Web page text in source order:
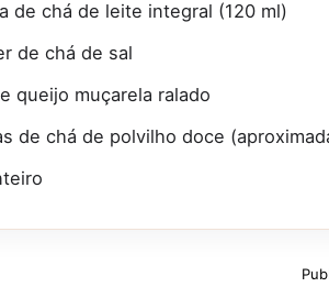
de chá de leite integral (120 ml)
de chá de sal
queijo muçarela ralado
de chá de polvilho doce